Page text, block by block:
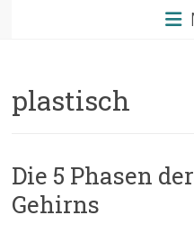
plastisch
Die 5 Phasen
Gehirns